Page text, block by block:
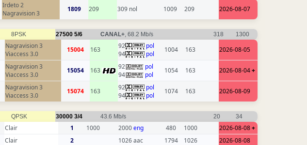
Irdeto 2
Nagravision 3
1809 209 309 nol 1009 209 2026-08-07
8PSK 27500 5/6 CANAL+ , 68.2 Mb/s 318 1300
Nagravision 3
Viaccess 3.0
15004 163 92
pol
94
pol
1004 163 2026-08-05
Nagravision 3
Viaccess 3.0
15054 163 92
pol
94
pol
1054 163 2026-08-04+
Nagravision 3
Viaccess 3.0
15074 163 92
pol
94
pol
1074 163 2026-08-09
QPSK 30000 3/4 43.6 Mb/s 20 34
Clair 1 1000 2000eng 480 1000 2026-08-08+
Clair 2 1026 aac 1794 1026
2026-08-08